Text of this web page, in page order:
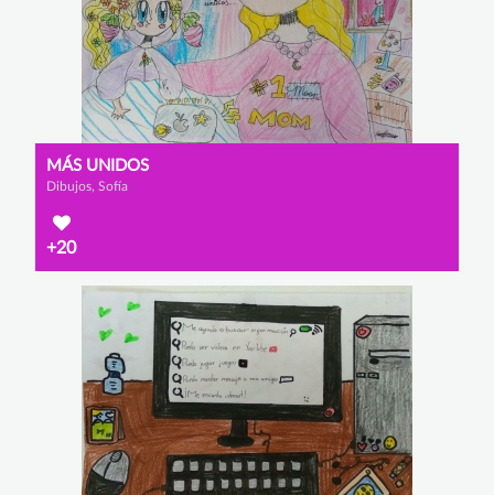
MÁS UNIDOS
Dibujos, Sofía
+20